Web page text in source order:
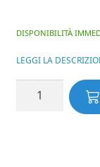
DISPONIBILITÀ
LEGGI LA